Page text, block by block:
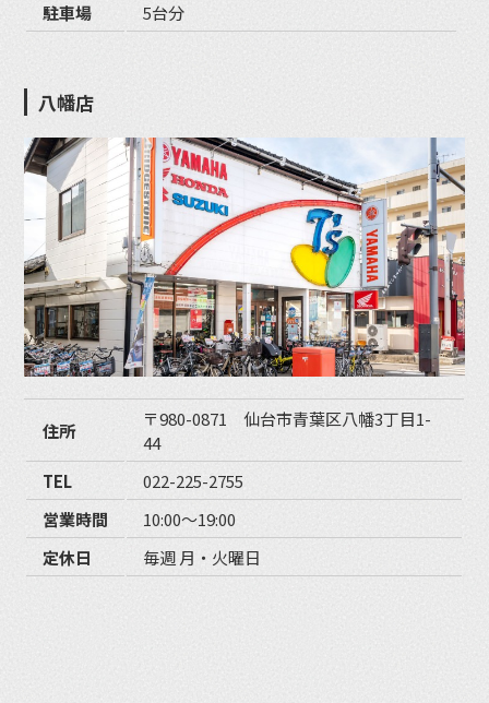
駐車場
5台分
八幡店
住所
〒980-0871 仙台市青葉区八幡3丁目1-
44
TEL
022-225-2755
営業時間
10:00〜19:00
定休日
毎週 月・火曜日